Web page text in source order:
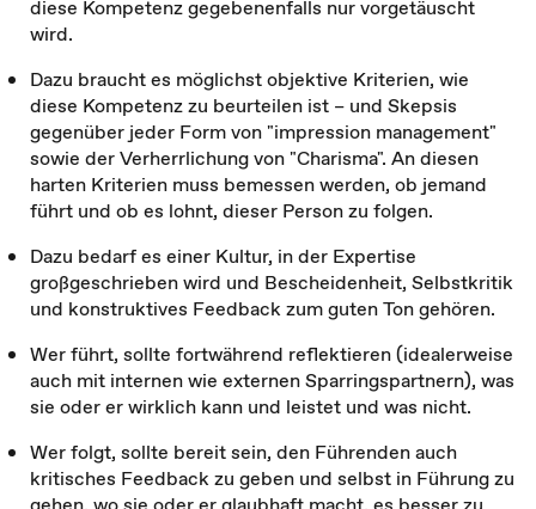
diese Kompetenz gegebenenfalls nur vorgetäuscht
wird.
Dazu braucht es möglichst objektive Kriterien, wie
diese Kompetenz zu beurteilen ist – und Skepsis
gegenüber jeder Form von "impression management"
sowie der Verherrlichung von "Charisma". An diesen
harten Kriterien muss bemessen werden, ob jemand
führt und ob es lohnt, dieser Person zu folgen.
Dazu bedarf es einer Kultur, in der Expertise
großgeschrieben wird und Bescheidenheit, Selbstkritik
und konstruktives Feedback zum guten Ton gehören.
Wer führt, sollte fortwährend reflektieren (idealerweise
auch mit internen wie externen Sparringspartnern), was
sie oder er wirklich kann und leistet und was nicht.
Wer folgt, sollte bereit sein, den Führenden auch
kritisches Feedback zu geben und selbst in Führung zu